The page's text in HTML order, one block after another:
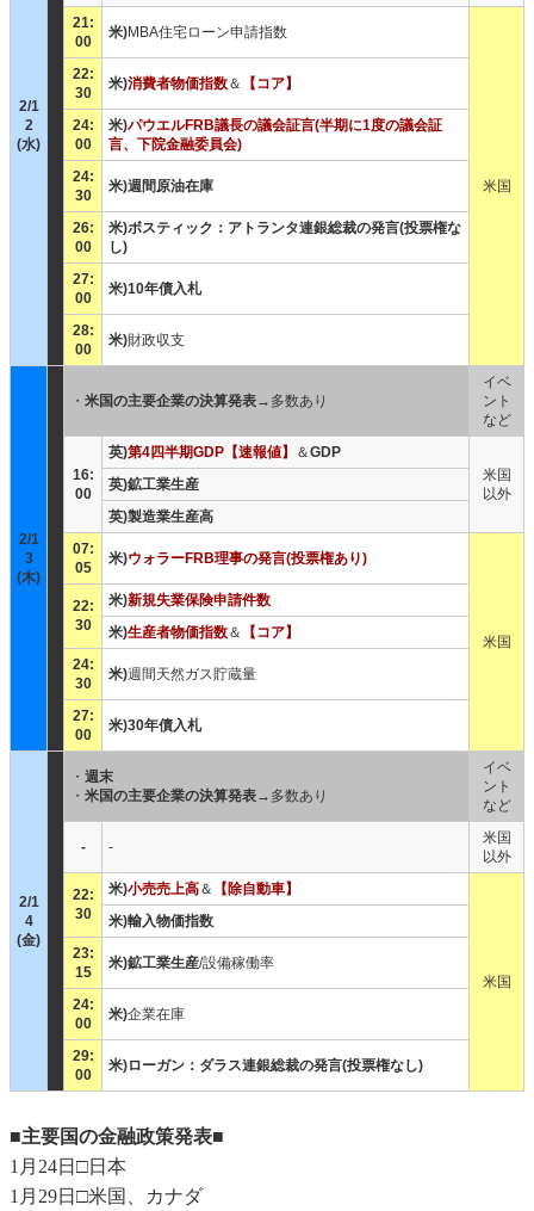
2/1
2
(水)
21:
00
米)MBA住宅ローン申請指数
米国
22:
30
米)消費者物価指数＆ 【コア】
24:
00
米)パウエルFRB議長の議会証言(半期に1度の議会証
言、下院金融委員会)
24:
30
米)週間原油在庫
26:
00
米)ボスティック：アトランタ連銀総裁の発言(投票権な
し)
27:
00
米)10年債入札
28:
00
米)財政収支
2/1
3
(木)
・ 米国の主要企業の決算発表→多数あり
イベ
ント
など
16:
00
英)第4四半期GDP【速報値】 ＆GDP
米国
以外
英)鉱工業生産
英)製造業生産高
07:
05
米)ウォラーFRB理事の発言(投票権あり)
米国
22:
30
米)新規失業保険申請件数
米)生産者物価指数＆
【コア】
24:
30
米)週間天然ガス貯蔵量
27:
00
米)30年債入札
2/1
4
(金)
・ 週末
・ 米国の主要企業の決算発表→多数あり
イベ
ント
など
- -
米国
以外
22:
30
米)小売売上高＆ 【除自動車】
米国
米)輸入物価指数
23:
15
米)鉱工業生産/設備稼働率
24:
00
米)企業在庫
29:
00
米)ローガン：ダラス連銀総裁の発言(投票権なし)
■主要国の金融政策発表■
1月24日□日本
1月29日□米国、カナダ